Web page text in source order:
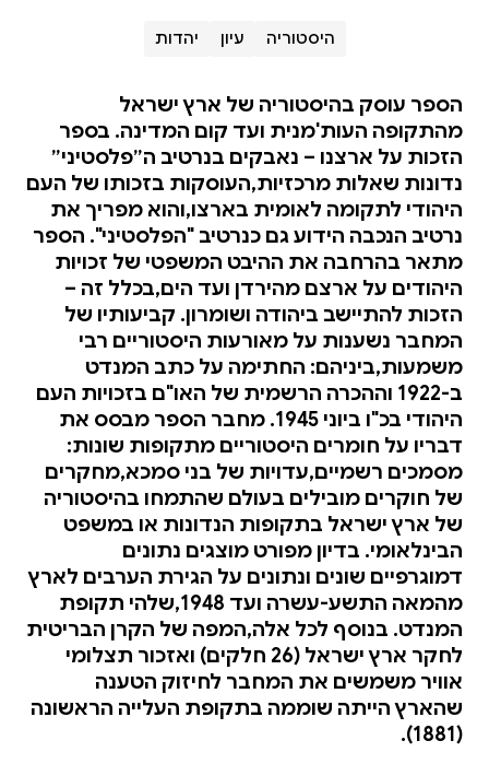
היסטוריה עיון יהדות
הספר עוסק בהיסטוריה של ארץ ישראל
מהתקופה העות'מנית ועד קום המדינה. בספר
הזכות על ארצנו – נאבקים בנרטיב ה״פלסטיני״
נדונות שאלות מרכזיות,העוסקות בזכותו של העם
היהודי לתקומה לאומית בארצו,והוא מפריך את
נרטיב הנכבה הידוע גם כנרטיב "הפלסטיני". הספר
מתאר בהרחבה את ההיבט המשפטי של זכויות
היהודים על ארצם מהירדן ועד הים,בכלל זה –
הזכות להתיישב ביהודה ושומרון. קביעותיו של
המחבר נשענות על מאורעות היסטוריים רבי
משמעות,ביניהם: החתימה על כתב המנדט
ב-1922 וההכרה הרשמית של האו"ם בזכויות העם
היהודי בכ"ו ביוני 1945. מחבר הספר מבסס את
דבריו על חומרים היסטוריים מתקופות שונות:
מסמכים רשמיים,עדויות של בני סמכא,מחקרים
של חוקרים מובילים בעולם שהתמחו בהיסטוריה
של ארץ ישראל בתקופות הנדונות או במשפט
הבינלאומי. בדיון מפורט מוצגים נתונים
דמוגרפיים שונים ונתונים על הגירת הערבים לארץ
מהמאה התשע-עשרה ועד 1948,שלהי תקופת
המנדט. בנוסף לכל אלה,המפה של הקרן הבריטית
לחקר ארץ ישראל (26 חלקים) ואזכור תצלומי
אוויר משמשים את המחבר לחיזוק הטענה
שהארץ הייתה שוממה בתקופת העלייה הראשונה
(1881).